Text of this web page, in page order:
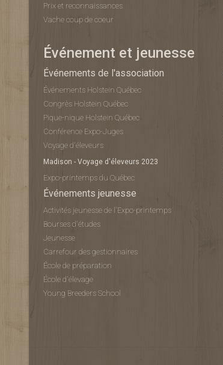
Prix et reconnaissances
Vache coup de coeur
Événement et jeunesse
Événements de l'association
Événements Holstein Québec
Congrès Holstein Québec
Pique-nique Holstein Québec
Conférence Expo-Juges
Voyage d'éleveurs
Madison - Voyage d'éleveurs 2023
Expo-printemps du Québec
Événements jeunesse
Activités jeunesse de l'Expo-printemps
Bourses d'études
Jeunesse
Carrefour des gestionnaires
École de préparation
École d'élevage
Young Breeders School